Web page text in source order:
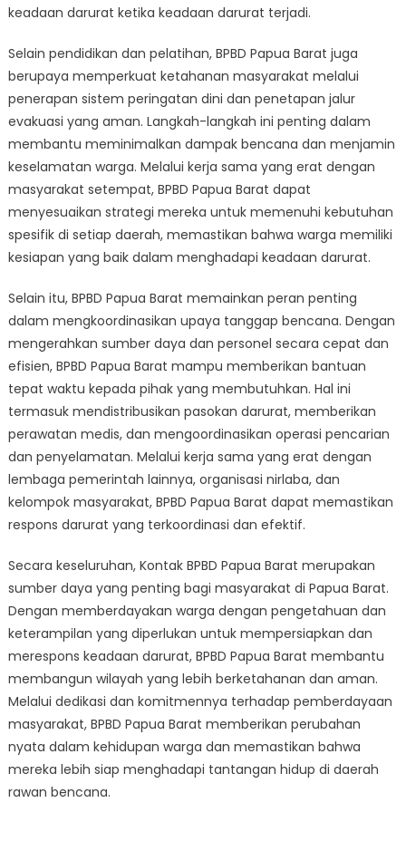
keadaan darurat ketika keadaan darurat terjadi.
Selain pendidikan dan pelatihan, BPBD Papua Barat juga
berupaya memperkuat ketahanan masyarakat melalui
penerapan sistem peringatan dini dan penetapan jalur
evakuasi yang aman. Langkah-langkah ini penting dalam
membantu meminimalkan dampak bencana dan menjamin
keselamatan warga. Melalui kerja sama yang erat dengan
masyarakat setempat, BPBD Papua Barat dapat
menyesuaikan strategi mereka untuk memenuhi kebutuhan
spesifik di setiap daerah, memastikan bahwa warga memiliki
kesiapan yang baik dalam menghadapi keadaan darurat.
Selain itu, BPBD Papua Barat memainkan peran penting
dalam mengkoordinasikan upaya tanggap bencana. Dengan
mengerahkan sumber daya dan personel secara cepat dan
efisien, BPBD Papua Barat mampu memberikan bantuan
tepat waktu kepada pihak yang membutuhkan. Hal ini
termasuk mendistribusikan pasokan darurat, memberikan
perawatan medis, dan mengoordinasikan operasi pencarian
dan penyelamatan. Melalui kerja sama yang erat dengan
lembaga pemerintah lainnya, organisasi nirlaba, dan
kelompok masyarakat, BPBD Papua Barat dapat memastikan
respons darurat yang terkoordinasi dan efektif.
Secara keseluruhan, Kontak BPBD Papua Barat merupakan
sumber daya yang penting bagi masyarakat di Papua Barat.
Dengan memberdayakan warga dengan pengetahuan dan
keterampilan yang diperlukan untuk mempersiapkan dan
merespons keadaan darurat, BPBD Papua Barat membantu
membangun wilayah yang lebih berketahanan dan aman.
Melalui dedikasi dan komitmennya terhadap pemberdayaan
masyarakat, BPBD Papua Barat memberikan perubahan
nyata dalam kehidupan warga dan memastikan bahwa
mereka lebih siap menghadapi tantangan hidup di daerah
rawan bencana.